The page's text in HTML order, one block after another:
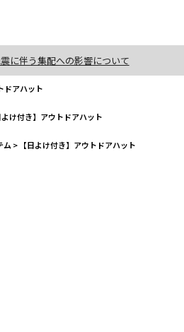
に伴う集配への影響について
ドアハット
よけ付き】アウトドアハット
ム > 【日よけ付き】アウトドアハット